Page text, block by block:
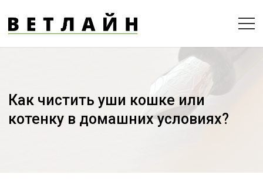
Как чистить уши кошке или
котенку в домашних условиях?